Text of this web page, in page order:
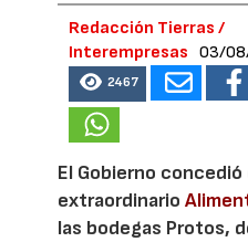
Redacción Tierras /
Interempresas
03/
2467
El Gobierno concedió
extraordinario
las bodegas Protos,